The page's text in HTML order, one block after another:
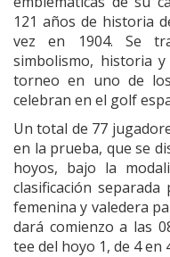
121 años de historia
vez en 1904. Se
simbolismo, historia
torneo en uno de
celebran en el golf
Un total de 77
en la prueba, que se
hoyos, bajo la
clasificación
femenina y valedera
dará comienzo a las
tee del hoyo 1, de 4 en